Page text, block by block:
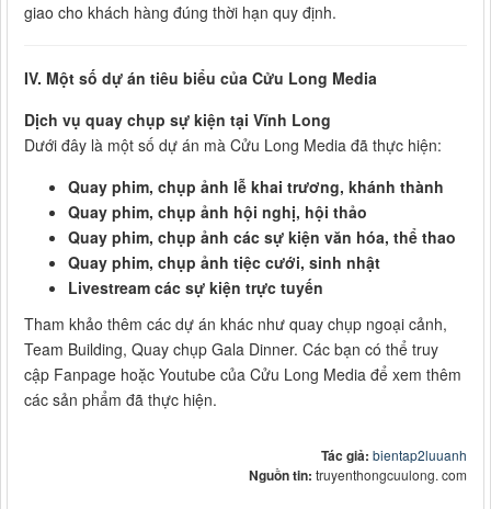
giao cho khách hàng đúng thời hạn quy định.
IV. Một số dự án tiêu biểu của Cửu Long Media
Dịch vụ quay chụp sự kiện tại Vĩnh Long
Dưới đây là một số dự án mà Cửu Long Media đã thực hiện:
Quay phim, chụp ảnh lễ khai trương, khánh thành
Quay phim, chụp ảnh hội nghị, hội thảo
Quay phim, chụp ảnh các sự kiện văn hóa, thể thao
Quay phim, chụp ảnh tiệc cưới, sinh nhật
Livestream các sự kiện trực tuyến
Tham khảo thêm các dự án khác như quay chụp ngoại cảnh,
Team Building, Quay chụp Gala Dinner. Các bạn có thể truy
cập Fanpage hoặc Youtube của Cửu Long Media để xem thêm
các sản phẩm đã thực hiện.
Tác giả: bientap2luuanh
Nguồn tin: truyenthongcuulong. com